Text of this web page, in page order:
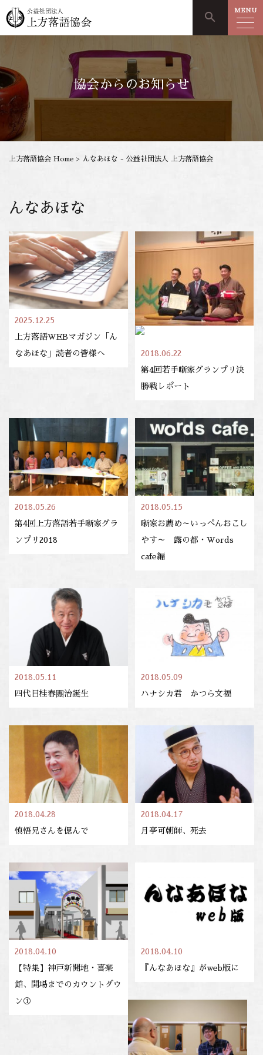
search MENU
協会からのお知らせ
上方落語協会 Home > んなあほな - 公益社団法人 上方落語協会
んなあほな
2025.12.25
上方落語WEBマガジン「ん
なあほな」読者の皆様へ
2018.06.22
第4回若手噺家グランプリ決
勝戦レポート
2018.05.26
第4回上方落語若手噺家グラ
ンプリ2018
2018.05.15
噺家お薦め～いっぺんおこし
やす～ 露の都・Words
cafe編
2018.05.11
四代目桂春團治誕生
2018.05.09
ハナシカ君 かつら文福
2018.04.28
慎悟兄さんを偲んで
2018.04.17
月亭可朝師、死去
2018.04.10
【特集】神戸新開地・喜楽
館、開場までのカウントダウ
ン①
2018.04.10
『んなあほな』がweb版に